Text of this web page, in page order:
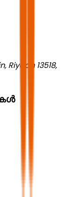
Riyadh 13518,